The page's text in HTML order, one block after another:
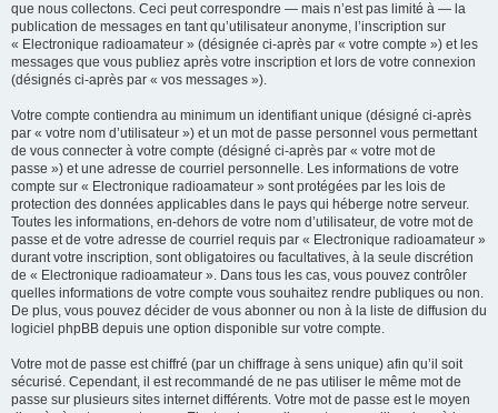
que nous collectons. Ceci peut correspondre — mais n’est pas limité à — la
publication de messages en tant qu’utilisateur anonyme, l’inscription sur
« Electronique radioamateur » (désignée ci-après par « votre compte ») et les
messages que vous publiez après votre inscription et lors de votre connexion
(désignés ci-après par « vos messages »).
Votre compte contiendra au minimum un identifiant unique (désigné ci-après
par « votre nom d’utilisateur ») et un mot de passe personnel vous permettant
de vous connecter à votre compte (désigné ci-après par « votre mot de
passe ») et une adresse de courriel personnelle. Les informations de votre
compte sur « Electronique radioamateur » sont protégées par les lois de
protection des données applicables dans le pays qui héberge notre serveur.
Toutes les informations, en-dehors de votre nom d’utilisateur, de votre mot de
passe et de votre adresse de courriel requis par « Electronique radioamateur »
durant votre inscription, sont obligatoires ou facultatives, à la seule discrétion
de « Electronique radioamateur ». Dans tous les cas, vous pouvez contrôler
quelles informations de votre compte vous souhaitez rendre publiques ou non.
De plus, vous pouvez décider de vous abonner ou non à la liste de diffusion du
logiciel phpBB depuis une option disponible sur votre compte.
Votre mot de passe est chiffré (par un chiffrage à sens unique) afin qu’il soit
sécurisé. Cependant, il est recommandé de ne pas utiliser le même mot de
passe sur plusieurs sites internet différents. Votre mot de passe est le moyen